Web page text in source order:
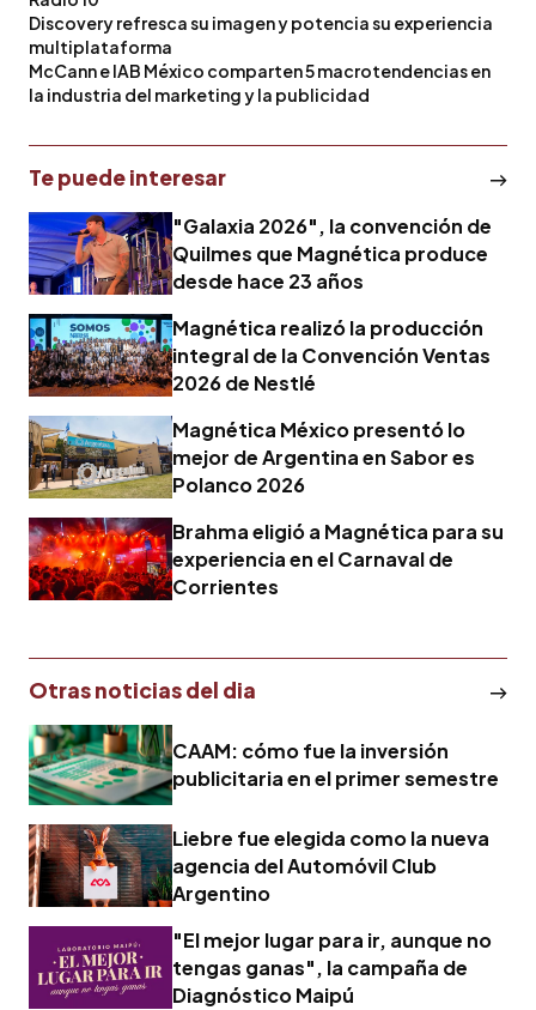
Discovery refresca su imagen y potencia su experiencia
multiplataforma
McCann e IAB México comparten 5 macrotendencias en
la industria del marketing y la publicidad
Te puede interesar
"Galaxia 2026", la convención de
Quilmes que Magnética produce
desde hace 23 años
Magnética realizó la producción
integral de la Convención Ventas
2026 de Nestlé
Magnética México presentó lo
mejor de Argentina en Sabor es
Polanco 2026
Brahma eligió a Magnética para su
experiencia en el Carnaval de
Corrientes
Otras noticias del dia
CAAM: cómo fue la inversión
publicitaria en el primer semestre
Liebre fue elegida como la nueva
agencia del Automóvil Club
Argentino
"El mejor lugar para ir, aunque no
tengas ganas", la campaña de
Diagnóstico Maipú